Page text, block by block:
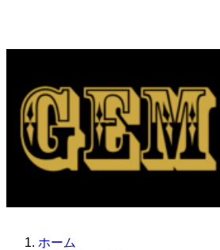
ホーム